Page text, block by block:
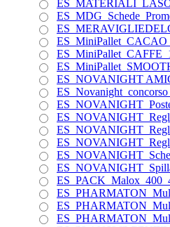
ES_NOVANIGHT